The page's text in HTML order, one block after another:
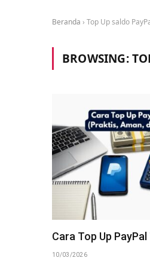
Beranda › Top Up saldo
BROWSING:
Cara Top Up
10/03/2026